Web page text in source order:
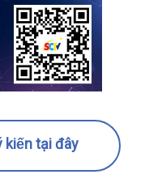
kiến tại đây